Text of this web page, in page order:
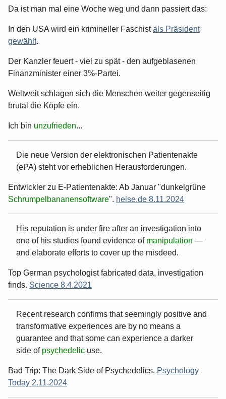
Da ist man mal eine Woche weg und dann passiert das:
In den USA wird ein krimineller Faschistals Präsident
gewählt.
Der Kanzler feuert - viel zu spät - den aufgeblasenen
Finanzminister einer 3%-Partei.
Weltweit schlagen sich die Menschen weiter gegenseitig
brutal die Köpfe ein.
Ich bin unzufrieden...
Die neue Version der elektronischen Patientenakte
(ePA) steht vor erheblichen Herausforderungen.
Entwickler zu E-Patientenakte: Ab Januar "dunkelgrüne
Schrumpelbananensoftware". heise.de 8.11.2024
His reputation is under fire after an investigation into
one of his studies found evidence of manipulation —
and elaborate efforts to cover up the misdeed.
Top German psychologist fabricated data, investigation
finds. Science 8.4.2021
Recent research confirms that seemingly positive and
transformative experiences are by no means a
guarantee and that some can experience a darker
side of psychedelic use.
Bad Trip: The Dark Side of Psychedelics. Psychology
Today 2.11.2024